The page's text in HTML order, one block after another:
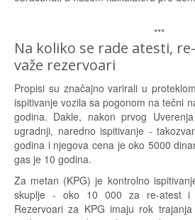
***
Na koliko se rade atesti,
važe rezervoari
Propisi su značajno varirali u
ispitivanje vozila sa pogonom na tečni
godina. Dakle, nakon prvog
ugradnji, naredno ispitivanje -
godina i njegova cena je oko 5000
gas je 10 godina.
Za metan (KPG) je kontrolno
skuplje - oko 10 000 za re-atest
Rezervoari za KPG imaju rok